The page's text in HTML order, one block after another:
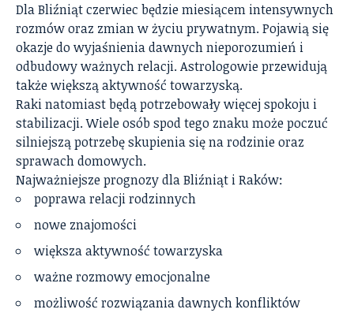
Dla Bliźniąt czerwiec będzie miesiącem intensywnych
rozmów oraz zmian w życiu prywatnym. Pojawią się
okazje do wyjaśnienia dawnych nieporozumień i
odbudowy ważnych relacji. Astrologowie przewidują
także większą aktywność towarzyską.
Raki natomiast będą potrzebowały więcej spokoju i
stabilizacji. Wiele osób spod tego znaku może poczuć
silniejszą potrzebę skupienia się na rodzinie oraz
sprawach domowych.
Najważniejsze prognozy dla Bliźniąt i Raków:
poprawa relacji rodzinnych
nowe znajomości
większa aktywność towarzyska
ważne rozmowy emocjonalne
możliwość rozwiązania dawnych konfliktów